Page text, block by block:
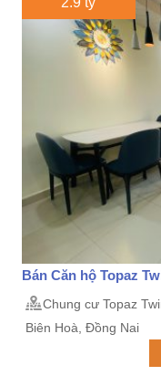
Bán Căn hộ Topaz
Chung cư Topaz
Biên Hoà, Đồng Nai